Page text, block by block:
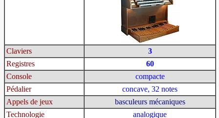
Claviers
3
Registres
60
Console
compacte
Pédalier
concave, 32 notes
Appels de jeux
basculeurs mécaniques
Technologie
analogique